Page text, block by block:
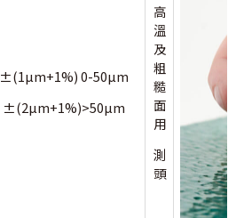
±(1µm+1%) 0-50µm
±(2µm+1%)>50µm
高
溫
及
粗
糙
面
用
測
頭